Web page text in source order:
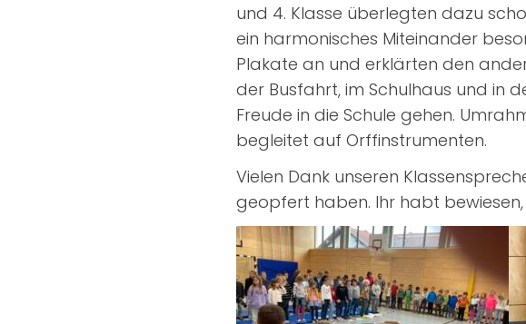
und 4. Klasse überlegten dazu
ein harmonisches Miteinander
Plakate an und erklärten den
der Busfahrt, im Schulhaus und in
Freude in die Schule gehen.
begleitet auf Orffinstrumenten.
Vielen Dank unseren
geopfert haben. Ihr habt